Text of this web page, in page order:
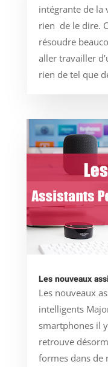
intégrante de la
rien de le dire.
résoudre
aller travailler
rien de tel que
Les nouveaux
Les nouveaux
intelligents
smartphones il
retrouve
formes dans de